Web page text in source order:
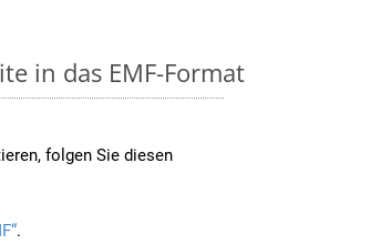
in das EMF-Format
folgen Sie diesen
.